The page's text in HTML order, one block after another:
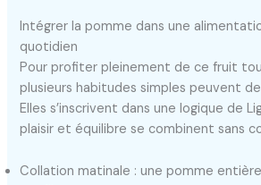
Intégrer la pomme dans une
quotidien
Pour profiter pleinement de ce fruit
plusieurs habitudes simples peuvent
Elles s’inscrivent dans une logique de
plaisir et équilibre se combinent sans
Collation matinale : une pomme